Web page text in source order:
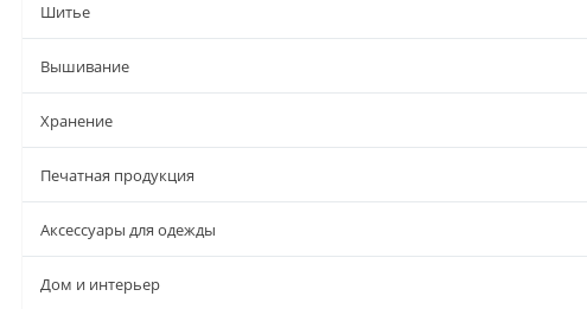
Шитье
Вышивание
Хранение
Печатная продукция
Аксессуары для одежды
Дом и интерьер